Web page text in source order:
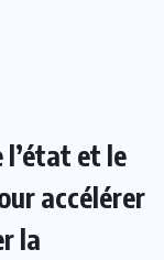
l’état et le
accélérer
la